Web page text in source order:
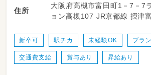
お子さんに、運動を中心に身
いきます！
＜具体的内容＞
・児童へのリハビリ業務
・児童への運動、作業活動など
住所
大阪府高槻市富田町1－7－7
ョン高槻107 JR京都
新卒可 駅チカ 未経験OK ブラ
交通費支給 賞与あり 昇給あり